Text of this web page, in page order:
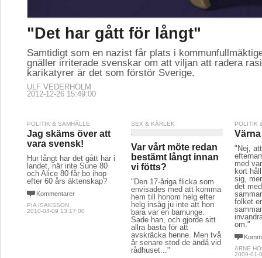
"Det har gått för långt"
Samtidigt som en nazist får plats i
gnäller irriterade svenskar om att viljan att radera
karikatyrer är det som förstör Sverige.
ULF VEDERHOLM
2012-12-26 15:49:00
POLITIK & SAMHÄLLE
Jag skäms över att
vara svensk!
Hur långt har det gått här i
landet, när inte Sune 80
och Alice 80 får bo ihop
efter 60 års äktenskap?
Kommentarer
PIA ISAKSSON
2010-04-09 13:17:00
SEX & KÄRLEK
Var vårt möte redan
bestämt långt innan
vi fötts?
"Den 17-åriga flicka som
envisades med att komma
hem till honom helg efter
helg insåg ju inte att hon
bara var en barnunge.
Sade han, och gjorde sitt
allra bästa för att
avskräcka henne. Men två
år senare stod de ändå vid
rådhuset..."
POLITIK
"Nej,
med
kort
sig,
det
folket
om."
ARNE
2009-01-